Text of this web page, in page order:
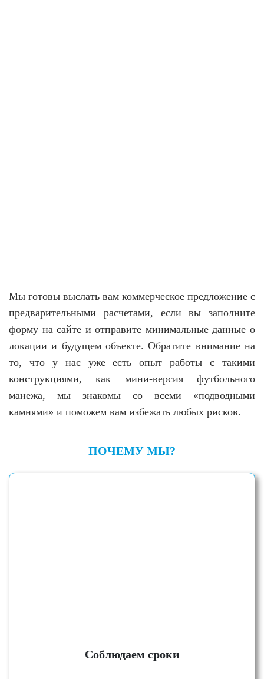
Мы готовы выслать вам коммерческое предложение с
предварительными расчетами, если вы заполните
форму на сайте и отправите минимальные данные о
локации и будущем объекте. Обратите внимание на
то, что у нас уже есть опыт работы с такими
конструкциями, как мини-версия футбольного
манежа, мы знакомы со всеми «подводными
камнями» и поможем вам избежать любых рисков.
ПОЧЕМУ МЫ?
Соблюдаем сроки